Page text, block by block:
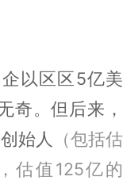
以区区5亿美
奇。但后来，
始人
（包括估
估值125亿的